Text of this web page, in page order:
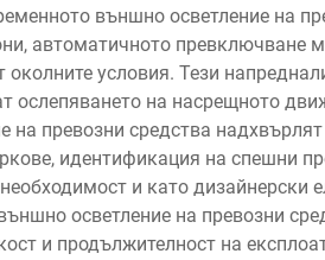
външно осветление на
автоматичното превключване
условия. Тези
ослепяването на насрещното
превозни средства надхвърлят
идентификация на спешни
и като дизайнерски
осветление на превозни
и продължителност на